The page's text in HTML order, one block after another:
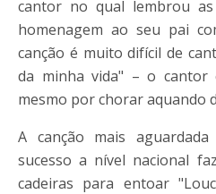
cantor no qual lembrou
homenagem ao seu pai
canção é muito difícil de
da minha vida" – o cantor
mesmo por chorar aquando
A canção mais
sucesso a nível nacional
cadeiras para entoar